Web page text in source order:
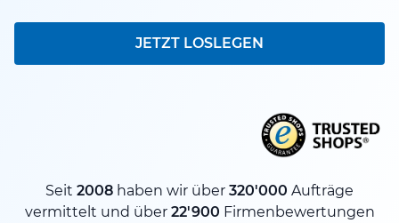
JETZT LOSLEGEN
Seit 2008 haben wir über 320'000 Aufträge
vermittelt und über 22'900 Firmenbewertungen